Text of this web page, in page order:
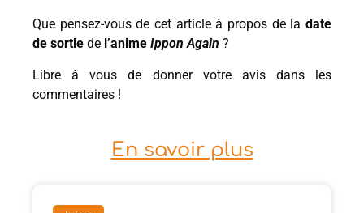
Que pensez-vous de cet article à propos de la date
de sortie de l’anime Ippon Again ?
Libre à vous de donner votre avis dans les
commentaires !
En savoir plus